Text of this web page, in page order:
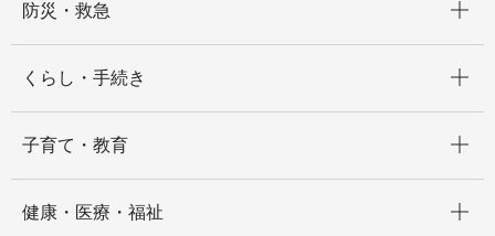
防災・救急
くらし・手続き
子育て・教育
健康・医療・福祉